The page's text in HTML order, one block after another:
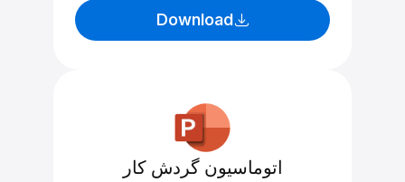
Download
اتوماسیون گردش کار